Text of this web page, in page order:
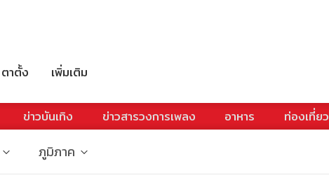
ตาตั้ง เพิ่มเติม
ข่าวบันเทิง ข่าวสารวงการเพลง อาหาร ท่องเที่ยว
ภูมิภาค